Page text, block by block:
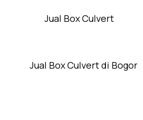
Jual Box Culvert
Jual Box Culvert di Bogor